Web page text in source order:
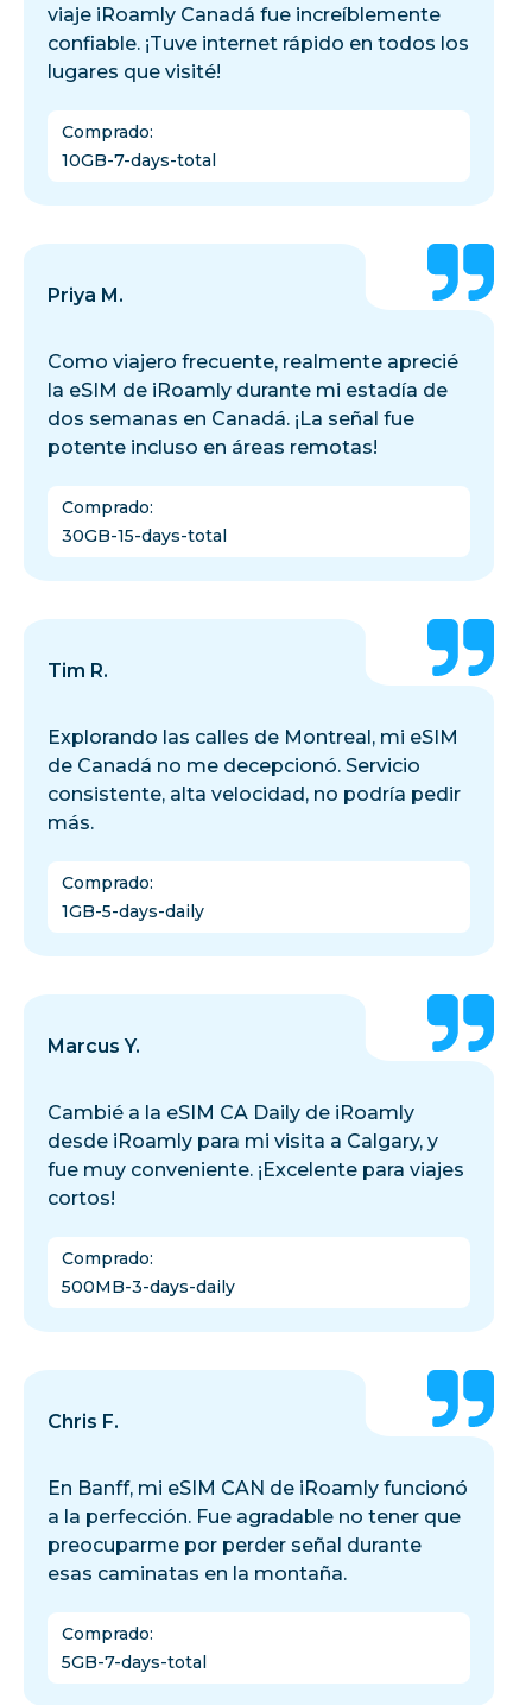
viaje iRoamly Canadá fue increíblemente
confiable. ¡Tuve internet rápido en todos los
lugares que visité!
Comprado:
10GB-7-days-total
Priya M.
Como viajero frecuente, realmente aprecié
la eSIM de iRoamly durante mi estadía de
dos semanas en Canadá. ¡La señal fue
potente incluso en áreas remotas!
Comprado:
30GB-15-days-total
Tim R.
Explorando las calles de Montreal, mi eSIM
de Canadá no me decepcionó. Servicio
consistente, alta velocidad, no podría pedir
más.
Comprado:
1GB-5-days-daily
Marcus Y.
Cambié a la eSIM CA Daily de iRoamly
desde iRoamly para mi visita a Calgary, y
fue muy conveniente. ¡Excelente para viajes
cortos!
Comprado:
500MB-3-days-daily
Chris F.
En Banff, mi eSIM CAN de iRoamly funcionó
a la perfección. Fue agradable no tener que
preocuparme por perder señal durante
esas caminatas en la montaña.
Comprado:
5GB-7-days-total